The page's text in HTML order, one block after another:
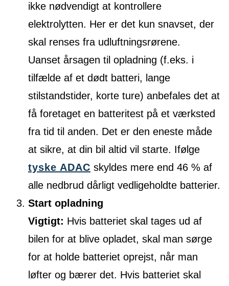
ikke nødvendigt at kontrollere
elektrolytten. Her er det kun snavset, der
skal renses fra udluftningsrørene.
Uanset årsagen til opladning (f.eks. i
tilfælde af et dødt batteri, lange
stilstandstider, korte ture) anbefales det at
få foretaget en batteritest på et værksted
fra tid til anden. Det er den eneste måde
at sikre, at din bil altid vil starte. Ifølge
tyske ADAC skyldes mere end 46 % af
alle nedbrud dårligt vedligeholdte batterier.
Start opladning
Vigtigt: Hvis batteriet skal tages ud af
bilen for at blive opladet, skal man sørge
for at holde batteriet oprejst, når man
løfter og bærer det. Hvis batteriet skal